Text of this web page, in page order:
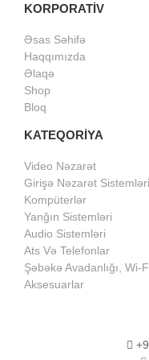
KORPORATİV
Əsas Səhifə
Haqqımızda
Əlaqə
Shop
Bloq
KATEQORİYA
Video Nəzarət
Girişə Nəzarət Sistemləri
Kompüterlər
Yanğın Sistemləri
Audio Sistemləri
Ats Və Telefonlar
Şəbəkə Avadanlığı, Wi-
Aksesuarlar